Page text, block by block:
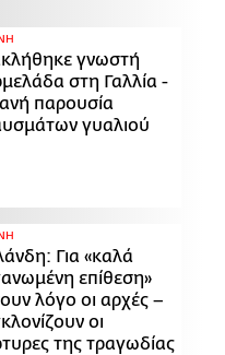
γνωστή
στη Γαλλία -
παρουσία
γυαλιού
Για «καλά
επίθεση»
λόγο οι αρχές –
οι
της τραγωδίας